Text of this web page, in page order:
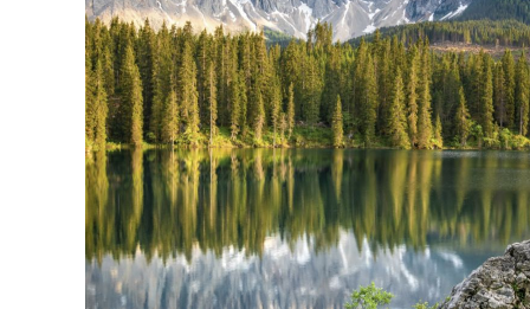
データプランを利用する
安定したインターネット接続
ローミング費用を回避
24時間年中無休のカスタマーサービス
簡単なインストール
国内の電話番号をそのままキープ
ローカル・周遊プラン